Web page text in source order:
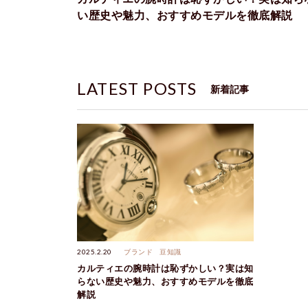
い歴史や魅力、おすすめモデルを徹底解説
LATEST POSTS 新着記事
2025.2.20 ブランド 豆知識
カルティエの腕時計は恥ずかしい？実は知
らない歴史や魅力、おすすめモデルを徹底
解説